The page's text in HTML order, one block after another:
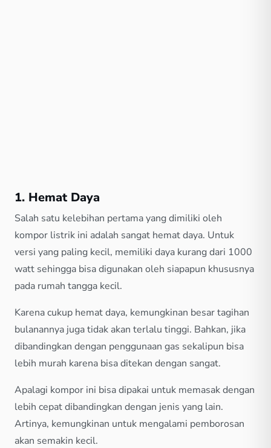
1. Hemat Daya
Salah satu kelebihan pertama yang dimiliki oleh
kompor listrik ini adalah sangat hemat daya. Untuk
versi yang paling kecil, memiliki daya kurang dari 1000
watt sehingga bisa digunakan oleh siapapun khususnya
pada rumah tangga kecil.
Karena cukup hemat daya, kemungkinan besar tagihan
bulanannya juga tidak akan terlalu tinggi. Bahkan, jika
dibandingkan dengan penggunaan gas sekalipun bisa
lebih murah karena bisa ditekan dengan sangat.
Apalagi kompor ini bisa dipakai untuk memasak dengan
lebih cepat dibandingkan dengan jenis yang lain.
Artinya, kemungkinan untuk mengalami pemborosan
akan semakin kecil.